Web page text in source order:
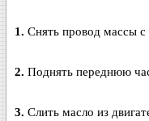
1. Снять провод массы с
2. Поднять переднюю
3. Слить масло из